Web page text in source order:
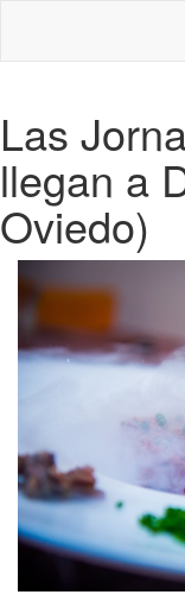
Las
llegan a
Oviedo)